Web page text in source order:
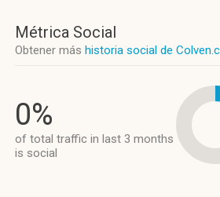
Métrica Social
Obtener más historia social de
0%
of total traffic in last 3 months
is social